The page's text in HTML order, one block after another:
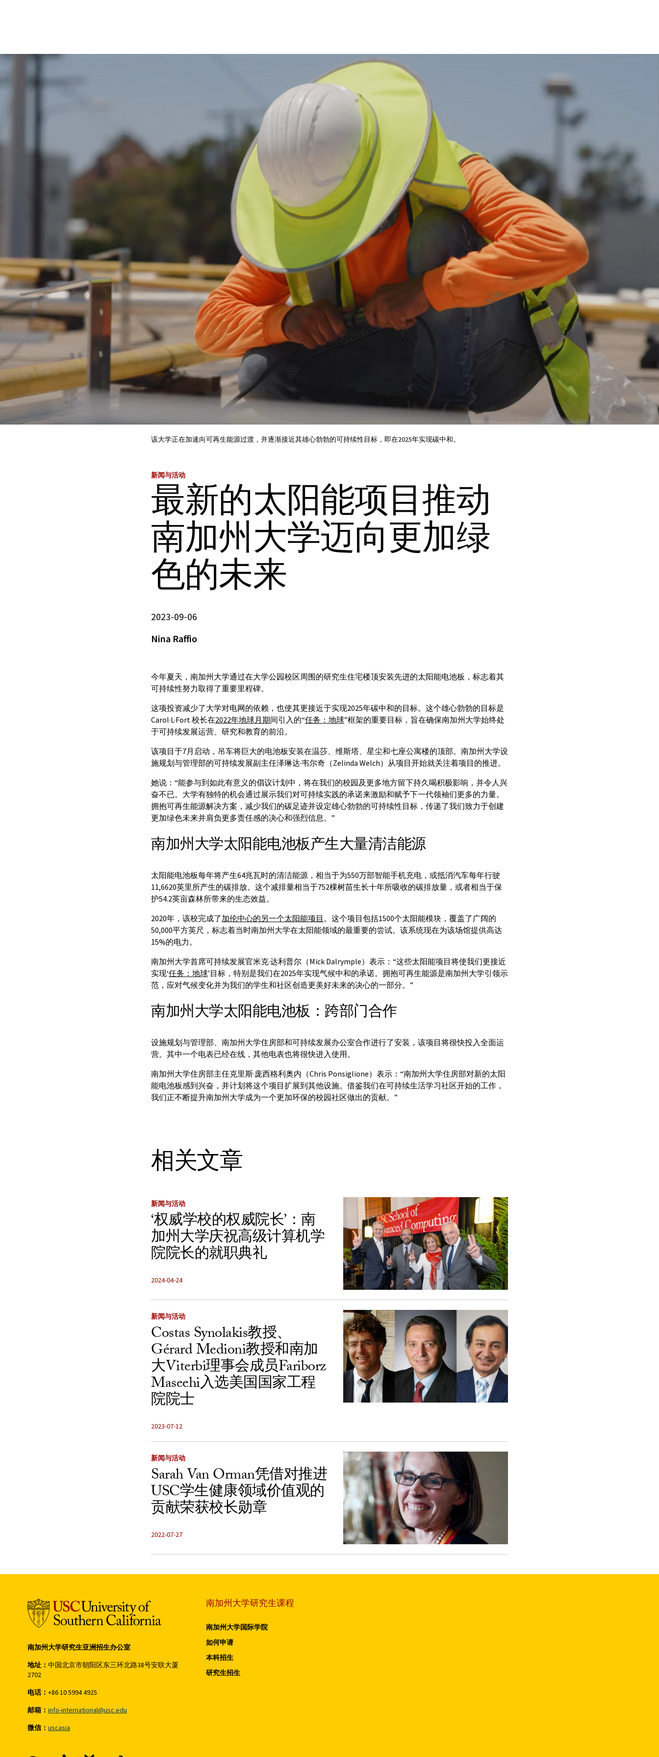
Skip to Content
该大学正在加速向可再生能源过渡，并逐渐接近其雄心勃勃的可持续性目标，即在2025年实现碳中和。
新闻与活动
最新的太阳能项目推动
南加州大学迈向更加绿
色的未来
2023-09-06
Nina Raffio
今年夏天，南加州大学通过在大学公园校区周围的研究生住宅楼顶安装先进的太阳能电池板，标志着其
可持续性努力取得了重要里程碑。
这项投资减少了大学对电网的依赖，也使其更接近于实现2025年碳中和的目标。这个雄心勃勃的目标是
Carol·L·Fort 校长在2022年地球月期间引入的“任务：地球”框架的重要目标，旨在确保南加州大学始终处
于可持续发展运营、研究和教育的前沿。
该项目于7月启动，吊车将巨大的电池板安装在温莎、维斯塔、星尘和七座公寓楼的顶部。南加州大学设
施规划与管理部的可持续发展副主任泽琳达·韦尔奇（Zelinda Welch）从项目开始就关注着项目的推进。
她说：“能参与到如此有意义的倡议计划中，将在我们的校园及更多地方留下持久喝积极影响，并令人兴
奋不已。大学有独特的机会通过展示我们对可持续实践的承诺来激励和赋予下一代领袖们更多的力量。
拥抱可再生能源解决方案，减少我们的碳足迹并设定雄心勃勃的可持续性目标，传递了我们致力于创建
更加绿色未来并肩负更多责任感的决心和强烈信息。”
南加州大学太阳能电池板产生大量清洁能源
太阳能电池板每年将产生64兆瓦时的清洁能源，相当于为550万部智能手机充电，或抵消汽车每年行驶
11,6620英里所产生的碳排放。这个减排量相当于752棵树苗生长十年所吸收的碳排放量，或者相当于保
护54.2英亩森林所带来的生态效益。
2020年，该校完成了加伦中心的另一个太阳能项目 。这个项目包括1500个太阳能模块，覆盖了广阔的
50,000平方英尺，标志着当时南加州大学在太阳能领域的最重要的尝试。该系统现在为该场馆提供高达
15%的电力。
南加州大学首席可持续发展官米克·达利普尔（Mick Dalrymple）表示：“这些太阳能项目将使我们更接近
实现‘任务：地球’目标，特别是我们在2025年实现气候中和的承诺。拥抱可再生能源是南加州大学引领示
范，应对气候变化并为我们的学生和社区创造更美好未来的决心的一部分。”
南加州大学太阳能电池板：跨部门合作
设施规划与管理部、南加州大学住房部和可持续发展办公室合作进行了安装，该项目将很快投入全面运
营。其中一个电表已经在线，其他电表也将很快进入使用。
南加州大学住房部主任克里斯·庞西格利奥内（Chris Ponsiglione）表示：“南加州大学住房部对新的太阳
能电池板感到兴奋，并计划将这个项目扩展到其他设施。借鉴我们在可持续生活学习社区开始的工作，
我们正不断提升南加州大学成为一个更加环保的校园社区做出的贡献。”
相关文章
新闻与活动
‘权威学校的权威院长’：南
加州大学庆祝高级计算机学
院院长的就职典礼
2024-04-24
新闻与活动
Costas Synolakis教授、
Gérard Medioni教授和南加
大Viterbi理事会成员Fariborz
Maseehi入选美国国家工程
院院士
2023-07-12
新闻与活动
Sarah Van Orman凭借对推进
USC学生健康领域价值观的
贡献荣获校长勋章
2022-07-27
南加州大学研究生亚洲招生办公室
地址： 中国北京市朝阳区东三环北路38号安联大厦
2702
电话： +86 10 5994 4925
邮箱： info-international@usc.edu
微信： uscasia
南加州大学研究生课程
南加州大学国际学院
如何申请
本科招生
研究生招生